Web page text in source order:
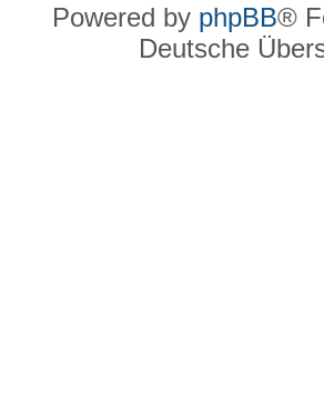
Powered by phpBB®
Deutsche